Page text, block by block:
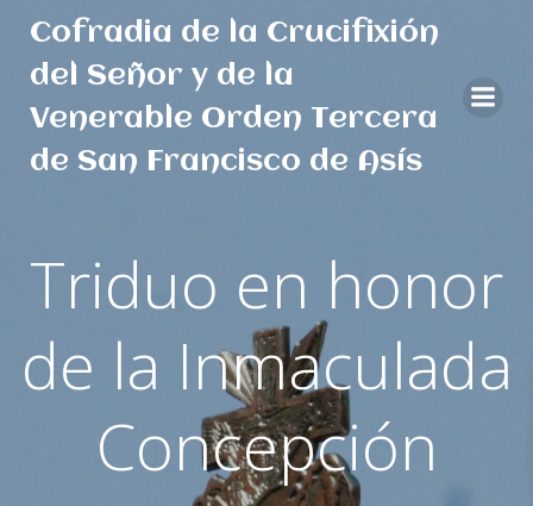
al
contenido
Cofradia de la Crucifixión
del Señor y de la
Venerable Orden Tercera
de San Francisco de Asís
Triduo en honor
de la Inmaculada
Concepción